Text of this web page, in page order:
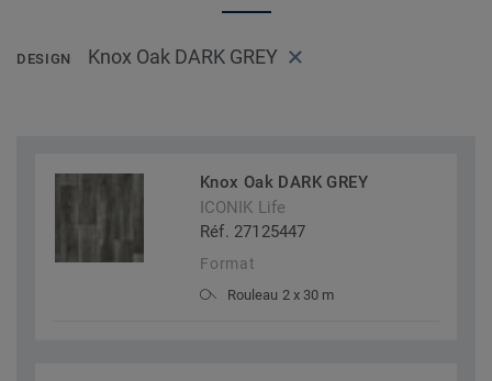
DESIGN Knox Oak DARK GREY
Knox Oak DARK GREY
ICONIK Life
Réf. 27125447
Format
Rouleau 2 x 30 m